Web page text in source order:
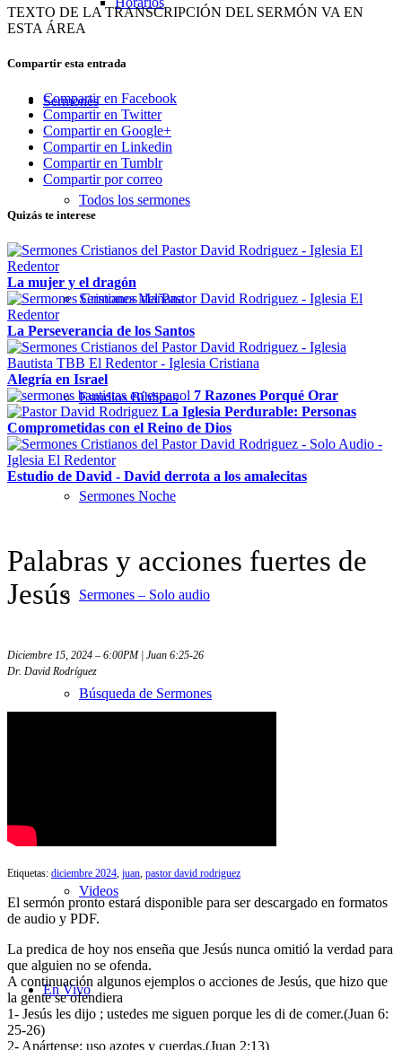
Sermones
Todos los sermones
Sermones Mañana
Estudios Bíblicos
Sermones Noche
Sermones – Solo audio
Búsqueda de Sermones
Videos
En Vivo
TEXTO DE LA TRANSCRIPCIÓN DEL SERMÓN VA EN
ESTA ÁREA
Compartir esta entrada
Compartir en Facebook
Compartir en Twitter
Compartir en Google+
Compartir en Linkedin
Compartir en Tumblr
Compartir por correo
Quizás te interese
La mujer y el dragón
La Perseverancia de los Santos
Alegría en Israel
7 Razones Porqué Orar
La Iglesia Perdurable: Personas
Comprometidas con el Reino de Dios
Estudio de David - David derrota a los amalecitas
Palabras y acciones fuertes de
Jesús
Diciembre 15, 2024 – 6:00PM | Juan 6:25-26
Dr. David Rodríguez
Etiquetas: diciembre 2024 juan pastor david rodriguez
El sermón pronto estará disponible para ser descargado en formatos
de audio y PDF.
La predica de hoy nos enseña que Jesús nunca omitió la verdad para
que alguien no se ofenda.
A continuación algunos ejemplos o acciones de Jesús, que hizo que
la gente se ofendiera
1- Jesús les dijo ; ustedes me siguen porque les di de comer.(Juan 6:
25-26)
2- Apártense; uso azotes y cuerdas.(Juan 2:13)